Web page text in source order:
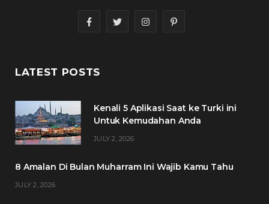
F
c
b
T
t
I
a
P
e
LATEST POSTS
Kenali 5 Aplikasi Saat ke Turki ini
Untuk Kemudahan Anda
JULY 2, 2026
8 Amalan Di Bulan Muharram Ini Wajib Kamu Tahu
JULY 2, 2026